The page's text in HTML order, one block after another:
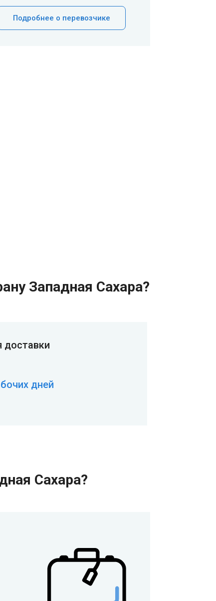
Подробнее о перевозчике
Западная Сахара?
доставки
дней
Сахара?